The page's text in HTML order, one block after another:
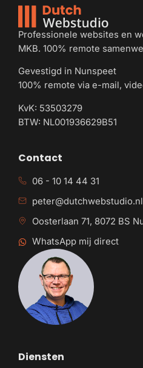
Professionele websites en
MKB. 100% remote
Gevestigd in Nunspeet
100% remote via e-mail,
KvK: 53503279
BTW: NL001936629B51
Diensten
Contact
06 - 10 14 44 31
peter@dutchwebstudio.nl
Oosterlaan 71, 8072 BS
WhatsApp mij direct